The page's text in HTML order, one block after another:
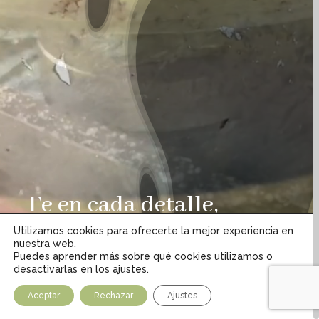
Fe en cada detalle,
arte en cada creación
Somos Fabricantes
Utilizamos cookies para ofrecerte la mejor experiencia en
nuestra web.
Puedes aprender más sobre qué cookies utilizamos o
desactivarlas en los ajustes.
Aceptar Rechazar Ajustes